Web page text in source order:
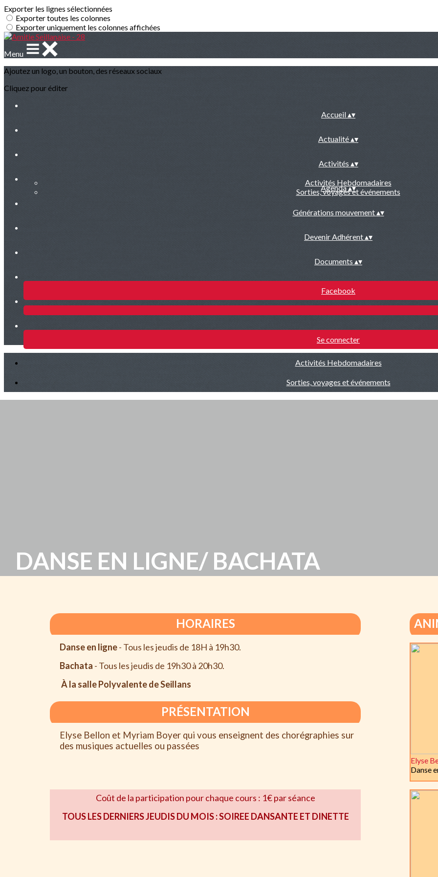
Exporter les lignes sélectionnées
Exporter toutes les colonnes
Exporter uniquement les colonnes affichées
Menu
Ajoutez un logo, un bouton, des réseaux sociaux
Cliquez pour éditer
Accueil▴▾
Actualité▴▾
Activités ▴▾
Activités Hebdomadaires
Sorties, voyages et événements
Agenda▴▾
Générations mouvement▴▾
Devenir Adhérent▴▾
Documents ▴▾
Facebook
Se connecter
Activités Hebdomadaires
Sorties, voyages et événements
DANSE EN LIGNE/ BACHATA
HORAIRES
Danse en ligne- Tous les jeudis de 18H à 19h30.
Bachata - Tous les jeudis de 19h30 à 20h30.
À la salle Polyvalentede Seillans
PRÉSENTATION
Elyse Bellon et Myriam Boyer qui vous enseignent des chorégraphies sur
des musiques actuelles ou passées
Coût de la participation pour chaque cours : 1€ par séance
TOUS LES DERNIERS JEUDIS DU MOIS : SOIREE DANSANTE ET DINETTE
Elyse
Danse